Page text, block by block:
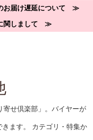
お届け遅延について ≫
に関しまして ≫
寄せ倶楽部」。バイヤーが
ます。 カテゴリ・特集か